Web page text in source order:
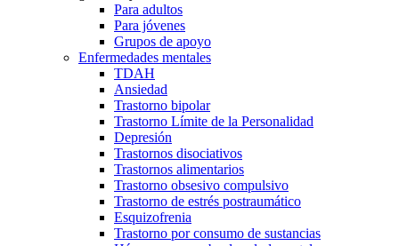
Para adultos
Para jóvenes
Grupos de apoyo
Enfermedades mentales
TDAH
Ansiedad
Trastorno bipolar
Trastorno Límite de la Personalidad
Depresión
Trastornos disociativos
Trastornos alimentarios
Trastorno obsesivo compulsivo
Trastorno de estrés postraumático
Esquizofrenia
Trastorno por consumo de sustancias